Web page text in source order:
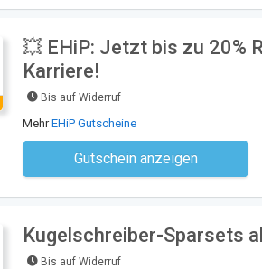
💥 EHiP: Jetzt bis zu 20%
Karriere!
Bis auf Widerruf
MehrEHiP Gutscheine
Gutschein anzeigen
Kein Code notwendig
Kugelschreiber-Sparsets
Bis auf Widerruf